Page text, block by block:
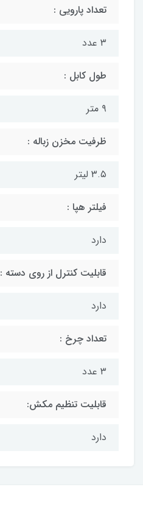
تعداد پارویی :
۳ عدد
طول کابل :
۹ متر
ظرفیت مخزن زباله :
۳.۵ لیتر
فیلتر هپا :
دارد
قابلیت کنترل از روی دسته :
دارد
تعداد چرخ :
۳ عدد
قابلیت تنظیم مکش:
دارد